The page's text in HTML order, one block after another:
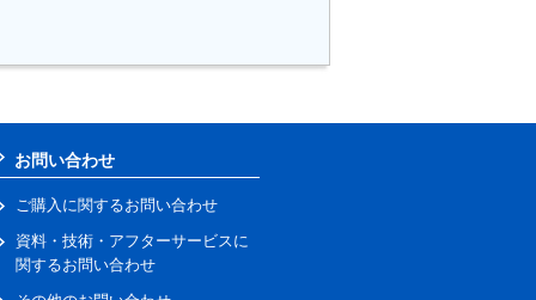
お問い合わせ
ご購入に関するお問い合わせ
資料・技術・アフターサービスに
関するお問い合わせ